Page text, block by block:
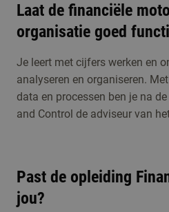
Studiekeuzeactiviteiten
Kennismaken met
Meld je aan voor de open
voorlichting of één van de
kennis te maken met de
Laat de financiële
organisatie goed
Je leert met cijfers werken en
analyseren en organiseren.
data en processen ben je na
and Control de adviseur van
Past de opleiding
jou?